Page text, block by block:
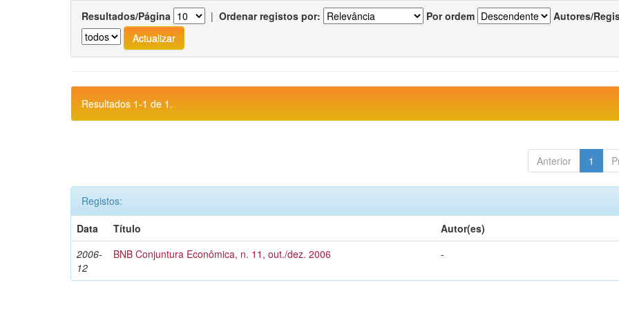
Resultados/Página | Ordenar registos por: Por ordem Autores/
Resultados 1-1 de 1.
Anterior 1
Registos:
Data
Título
Autor(es)
2006-
12
BNB Conjuntura Econômica, n. 11, out./dez. 2006 -